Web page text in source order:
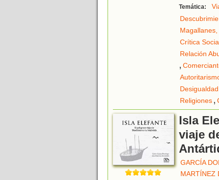
Temática:
Crítica
Relación
,
Religiones,
Isla
viaje
GARCÍA
MARTÍNEZ